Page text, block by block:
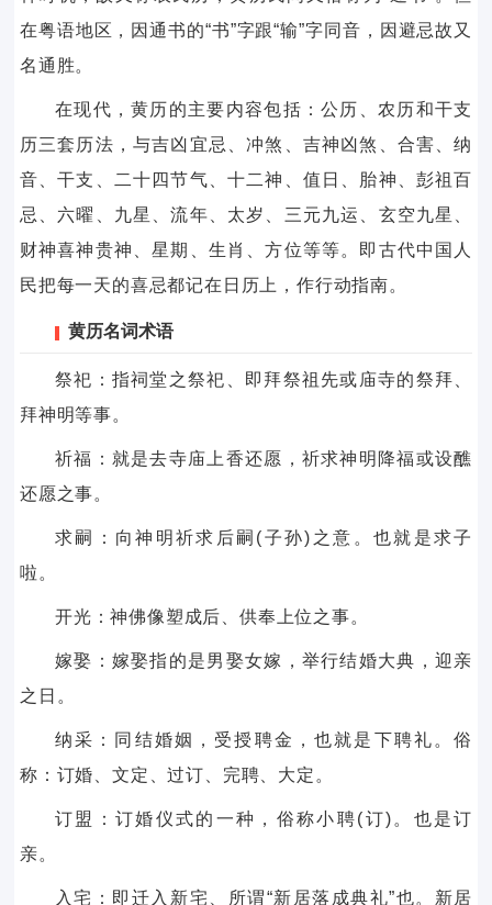
在粤语地区，因通书的“书”字跟“输”字同音，因避忌故又
名通胜。
在现代，黄历的主要内容包括：公历、农历和干支
历三套历法，与吉凶宜忌、冲煞、吉神凶煞、合害、纳
音、干支、二十四节气、十二神、值日、胎神、彭祖百
忌、六曜、九星、流年、太岁、三元九运、玄空九星、
财神喜神贵神、星期、生肖、方位等等。即古代中国人
民把每一天的喜忌都记在日历上，作行动指南。
黄历名词术语
祭祀：指祠堂之祭祀、即拜祭祖先或庙寺的祭拜、
拜神明等事。
祈福：就是去寺庙上香还愿，祈求神明降福或设醮
还愿之事。
求嗣：向神明祈求后嗣(子孙)之意。也就是求子
啦。
开光：神佛像塑成后、供奉上位之事。
嫁娶：嫁娶指的是男娶女嫁，举行结婚大典，迎亲
之日。
纳采：同结婚姻，受授聘金，也就是下聘礼。俗
称：订婚、文定、过订、完聘、大定。
订盟：订婚仪式的一种，俗称小聘(订)。也是订
亲。
入宅：即迁入新宅、所谓“新居落成典礼”也。新居